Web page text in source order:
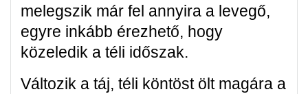
melegszik már fel annyira a levegő,
egyre inkább érezhető, hogy
közeledik a téli időszak.
Változik a táj, téli köntöst ölt magára a